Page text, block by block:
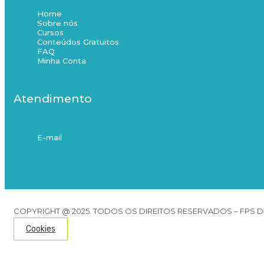
Home
Sobre nós
Cursos
Conteúdos Gratuitos
FAQ
Minha Conta
Atendimento
E-mail
COPYRIGHT @ 2025. TODOS OS DIREITOS RESERVADOS – FPS
Cookies